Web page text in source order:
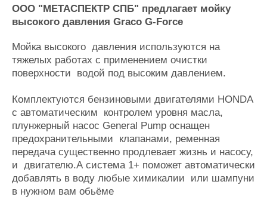
Пульс
Новости
Репутация
Работа
Крюинг
Реклама
Доска объявлений
Продажа флота
Изделия
Материалы
Услуги
Конференции
Выставки и семинары
Личности
Словарь
Флот
Галерея флота
Форум
ООО "МЕТАСПЕКТР СПБ" предлагает мойку
высокого давления Graco G-Force
Мойка высокого давления используются на
тяжелых работах с применением очистки
поверхности водой под высоким давлением.
Комплектуются бензиновыми двигателями HONDA
c автоматическим контролем уровня масла,
плунжерный насос General Pump оснащен
предохранительными клапанами, ременная
передача существенно продлевает жизнь и насосу,
и двигателю.А система 1+ поможет автоматически
добавлять в воду любые химикалии или шампуни
в нужном вам обьёме